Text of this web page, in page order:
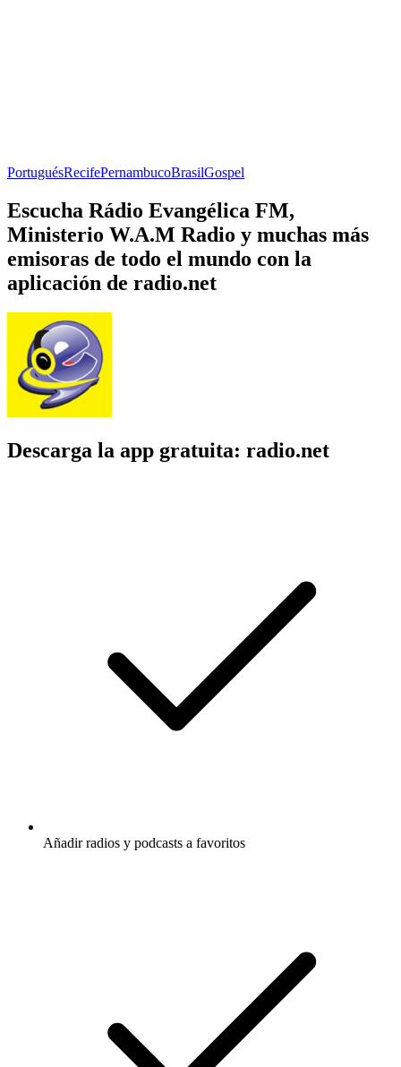
PortuguésRecifePernambucoBrasilGospel
Escucha Rádio Evangélica FM,
Ministerio W.A.M Radio y muchas más
emisoras de todo el mundo con la
aplicación de radio.net
Descarga la app gratuita: radio.net
Añadir radios y podcasts a favoritos